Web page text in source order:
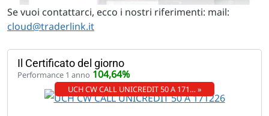
Se vuoi contattarci, ecco i nostri riferimenti: mail:
cloud@traderlink.it
Il Certificato del giorno
Performance 1 anno 104,64%
UCH CW CALL UNICREDIT 50 A 171… »